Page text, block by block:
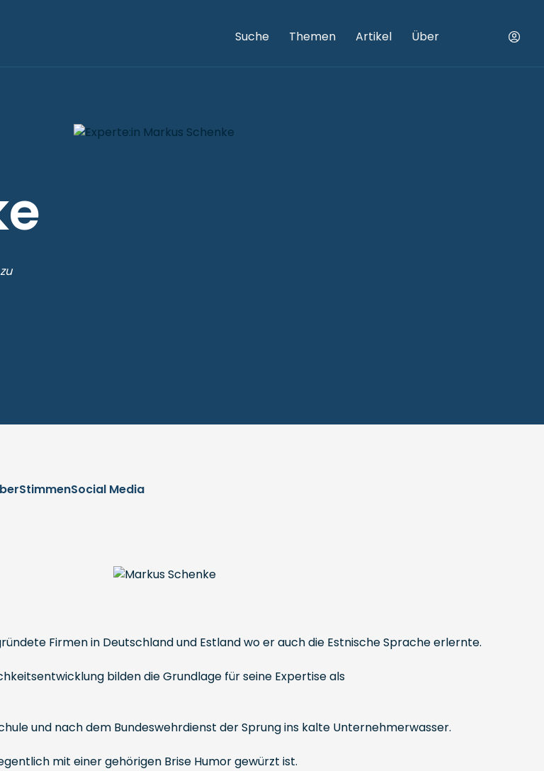
Suche Themen Artikel Über
StimmenSocial Media
Firmen in Deutschland und Estland wo er auch die Estnische Sprache erlernte.
bilden die Grundlage für seine Expertise als
und nach dem Bundeswehrdienst der Sprung ins kalte Unternehmerwasser.
mit einer gehörigen Brise Humor gewürzt ist.